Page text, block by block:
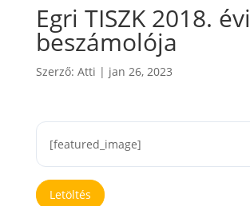
Egri TISZK 2018. évi
beszámolója
Szerző: Atti | jan 26, 2023
[featured_image]
Letöltés